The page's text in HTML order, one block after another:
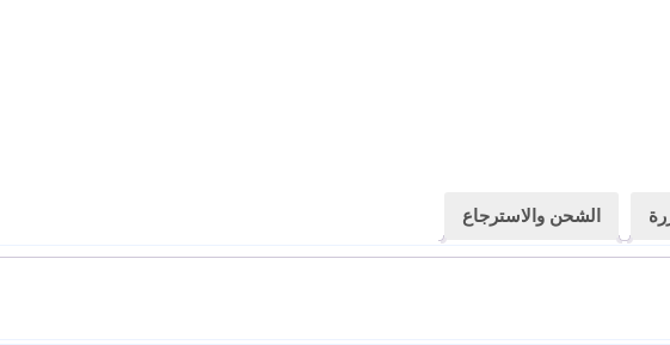
الشحن والاسترجاع